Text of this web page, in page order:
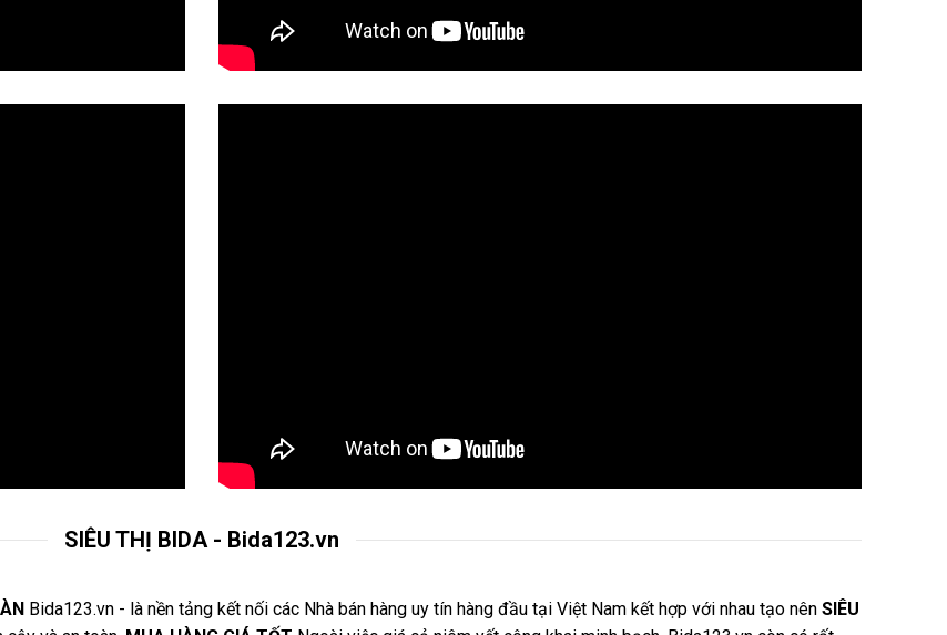
SIÊU THỊ BIDA - Bida123.vn
Bida123.vn - là nền tảng kết nối các Nhà bán hàng uy tín hàng đầu tại Việt Nam kết hợp với nhau tạo nên SIÊU